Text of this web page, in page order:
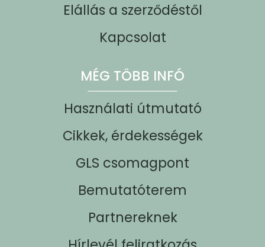
Elállás a szerződéstől
Kapcsolat
MÉG TÖBB INFÓ
Használati útmutató
Cikkek, érdekességek
GLS csomagpont
Bemutatóterem
Partnereknek